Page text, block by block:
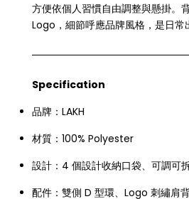
方便依個人習慣自由調整與懸掛。
Logo，細節呼應品牌風格，是日常
Specification
品牌：LAKH
材質：100% Polyester
設計：4 個設計收納口袋、可調可
配件：雙側 D 型環、Logo 刺繡肩